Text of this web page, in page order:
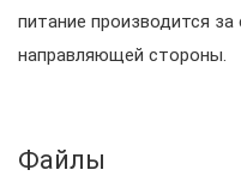
питание производится
направляющей стороны.
Файлы